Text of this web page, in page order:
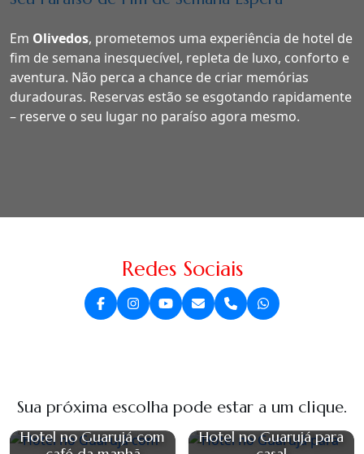
Em Olivedos, prometemos uma experiência de hotel de
fim de semana inesquecível, repleta de luxo, conforto e
aventura. Não perca a chance de criar memórias
duradouras. Reservas estão se esgotando rapidamente
– reserve o seu lugar no paraíso agora mesmo.
Redes Sociais
Sua próxima escolha pode estar a um clique.
Hotel no Guarujá com
Hotel no Guarujá para